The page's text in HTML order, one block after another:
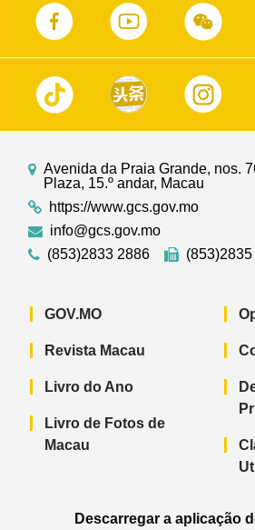
Avenida da Praia Grande, nos.
Plaza, 15.º andar, Macau
https://www.gcs.gov.mo
info@gcs.gov.mo
(853)2833 2886
GOV.MO
Revista Macau
Livro do Ano
Livro de Fotos de
Macau
Descarregar a aplicação